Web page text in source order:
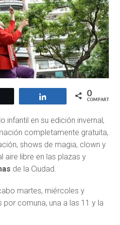
Compartir 0
COMPARTIR
infantil en su edición invernal,
completamente gratuita,
shows de magia, clown y
aire libre en las plazas y
de la Ciudad.
martes, miércoles y
comuna, una a las 11 y la